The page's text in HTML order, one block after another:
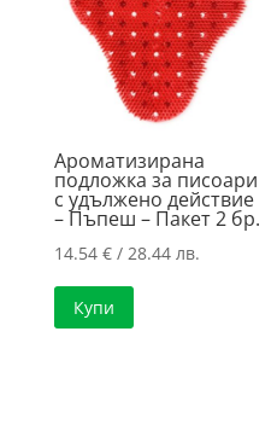
high
Ароматизирана
подложка за писоари
с удължено действие
– Пъпеш – Пакет 2 бр.
14.54 €/ 28.44 лв.
Купи